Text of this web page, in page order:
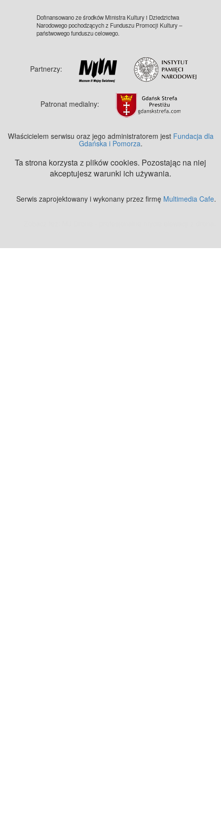
Dofinansowano ze środków Ministra Kultury i Dziedzictwa
Narodowego pochodzących z Funduszu Promocji Kultury –
państwowego funduszu celowego.
Partnerzy:
Patronat medialny:
Właścicielem serwisu oraz jego administratorem jest Fundacja dla
Gdańska i Pomorza.
Ta strona korzysta z plików cookies. Pozostając na niej
akceptujesz warunki ich używania.
Serwis zaprojektowany i wykonany przez firmę Multimedia Cafe.